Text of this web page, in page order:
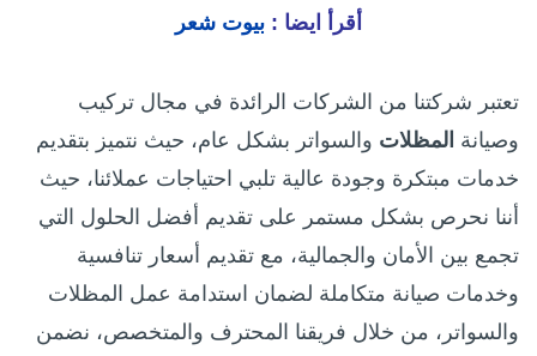
أقرأ ايضا : بيوت شعر
تعتبر شركتنا من الشركات الرائدة في مجال تركيب
وصيانة المظلات والسواتر بشكل عام، حيث نتميز بتقديم
خدمات مبتكرة وجودة عالية تلبي احتياجات عملائنا، حيث
أننا نحرص بشكل مستمر على تقديم أفضل الحلول التي
تجمع بين الأمان والجمالية، مع تقديم أسعار تنافسية
وخدمات صيانة متكاملة لضمان استدامة عمل المظلات
والسواتر، من خلال فريقنا المحترف والمتخصص، نضمن